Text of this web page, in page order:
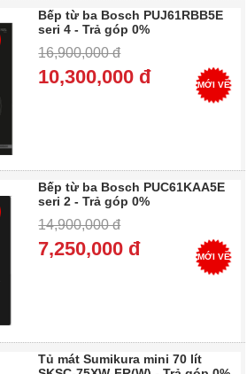
Bếp từ ba Bosch PUJ61RBB5E
seri 4 - Trả góp 0%
16,900,000 đ
10,300,000 đ MỚI VỀ
Bếp từ ba Bosch PUC61KAA5E
seri 2 - Trả góp 0%
14,900,000 đ
7,250,000 đ MỚI VỀ
Tủ mát Sumikura mini 70 lít